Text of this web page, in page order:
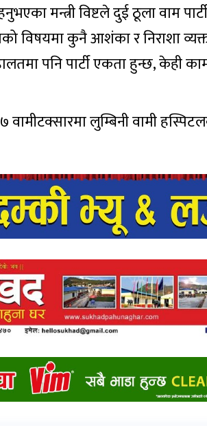
मन्त्री विष्टले दुई ठूला वाम
विषयमा कुनै आशंका र निराशा
पनि पार्टी एकता हुन्छ, केही
वामीटक्सारमा लुम्बिनी वामी